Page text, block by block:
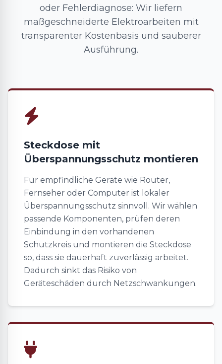
oder Fehlerdiagnose: Wir liefern
maßgeschneiderte Elektroarbeiten mit
transparenter Kostenbasis und sauberer
Ausführung.
Steckdose mit
Überspannungsschutz montieren
Für empfindliche Geräte wie Router,
Fernseher oder Computer ist lokaler
Überspannungsschutz sinnvoll. Wir wählen
passende Komponenten, prüfen deren
Einbindung in den vorhandenen
Schutzkreis und montieren die Steckdose
so, dass sie dauerhaft zuverlässig arbeitet.
Dadurch sinkt das Risiko von
Geräteschäden durch Netzschwankungen.